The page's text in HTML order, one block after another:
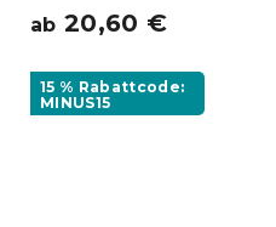
ab 20,60 €
15 % Rabattcode:
MINUS15